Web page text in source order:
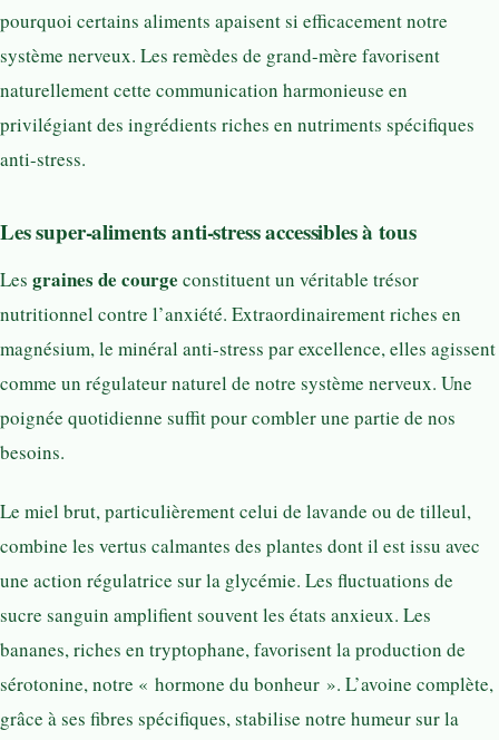
pourquoi certains aliments apaisent si efficacement notre
système nerveux. Les remèdes de grand-mère favorisent
naturellement cette communication harmonieuse en
privilégiant des ingrédients riches en nutriments spécifiques
anti-stress.
Les super-aliments anti-stress accessibles à tous
Les graines de courge constituent un véritable trésor
nutritionnel contre l’anxiété. Extraordinairement riches en
magnésium, le minéral anti-stress par excellence, elles agissent
comme un régulateur naturel de notre système nerveux. Une
poignée quotidienne suffit pour combler une partie de nos
besoins.
Le miel brut, particulièrement celui de lavande ou de tilleul,
combine les vertus calmantes des plantes dont il est issu avec
une action régulatrice sur la glycémie. Les fluctuations de
sucre sanguin amplifient souvent les états anxieux. Les
bananes, riches en tryptophane, favorisent la production de
sérotonine, notre « hormone du bonheur ». L’avoine complète,
grâce à ses fibres spécifiques, stabilise notre humeur sur la